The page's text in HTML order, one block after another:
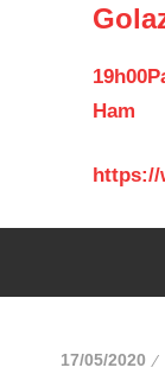
19h00
Ham
https://
17/05/2020